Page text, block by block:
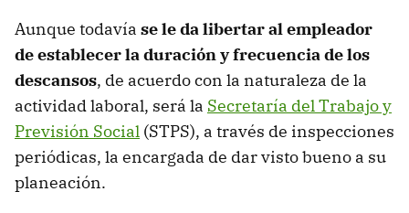
Aunque todavía se le da libertar al empleador
de establecer la duración y frecuencia de los
descansos, de acuerdo con la naturaleza de la
actividad laboral, será la Secretaría del Trabajo y
Previsión Social (STPS), a través de inspecciones
periódicas, la encargada de dar visto bueno a su
planeación.